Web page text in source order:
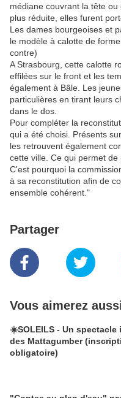
médiane couvrant la tête
plus réduite, elles furent
Les dames bourgeoises et
le modèle à calotte de
contre)
A Strasbourg, cette calotte
effilées sur le front et les
également à Bâle. Les
particulières en tirant leurs
dans le dos.
Pour compléter la
qui a été choisi. Présents
les retrouvent également
cette ville. Ce qui permet
C'est pourquoi la
à sa reconstitution afin de
ensemble cohérent."
Partager
Vous aimerez
☀️SOLEILS - Un spectacle
des Mattagumber
obligatoire)